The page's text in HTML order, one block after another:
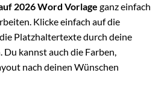
2026 Word Vorlage ganz einfach
Klicke einfach auf die
Platzhaltertexte durch deine
kannst auch die Farben,
nach deinen Wünschen